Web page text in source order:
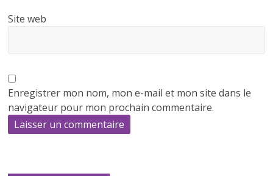
Site web
Enregistrer mon nom, mon e-mail et mon site dans le
navigateur pour mon prochain commentaire.